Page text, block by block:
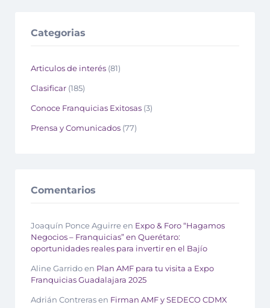
Categorias
Articulos de interés (81)
Clasificar (185)
Conoce Franquicias Exitosas (3)
Prensa y Comunicados (77)
Comentarios
Joaquín Ponce Aguirreen Expo & Foro “Hagamos
Negocios – Franquicias” en Querétaro:
oportunidades reales para invertir en el Bajío
Aline Garridoen Plan AMF para tu visita a Expo
Franquicias Guadalajara 2025
Adrián Contrerasen Firman AMF y SEDECO CDMX